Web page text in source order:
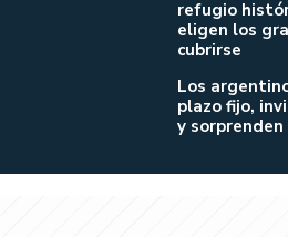
refugio
eligen los
cubrirse
Los
plazo fijo,
y